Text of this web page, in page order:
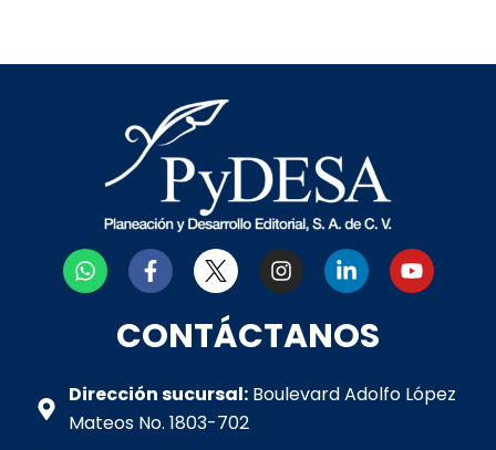
W
h
p
p
F
a
e
b
o
k
-
I
n
t
a
r
L
i
k
e
i
Y
o
e
CONTÁCTANOS
Dirección sucursal: Boulevard Adolfo López
Mateos No. 1803-702